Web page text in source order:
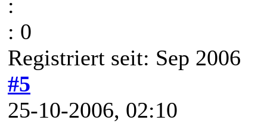
:
: 0
Registriert seit: Sep 2006
#5
25-10-2006, 02:10